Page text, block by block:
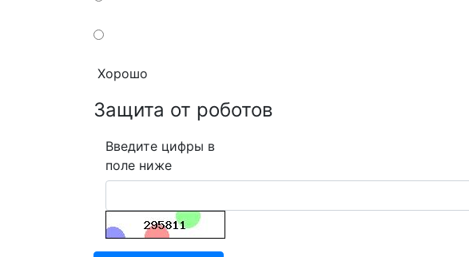
Хорошо
Защита от роботов
Введите цифры в
поле ниже